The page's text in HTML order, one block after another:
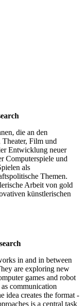
die an den
Film und
Entwicklung neuer
Computerspiele und
als
Themen.
Arbeit von gold
künstlerischen
in and in between
are exploring new
games and robot
communication
idea creates the format -
is a central task